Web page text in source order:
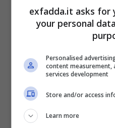
Come partecipare al
degli Esteri – exfadda.it
requisiti richiesti
generalmente per i
exfadda.it asks for
your personal
Personalised
content measurement,
services development
Store and/or access
Learn more